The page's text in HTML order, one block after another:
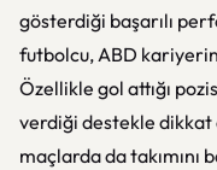
gösterdiği başarılı
futbolcu, ABD
Özellikle gol attığı
verdiği destekle dikkat
maçlarda da takımını